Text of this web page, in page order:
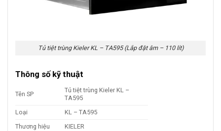
Tủ tiệt trùng Kieler KL – TA595 (Lắp đặt âm – 110 lít)
Thông số kỹ thuật
Tên SP
Tủ tiệt trùng Kieler KL –
TA595
Loại
KL – TA595
Thương hiệu
KIELER